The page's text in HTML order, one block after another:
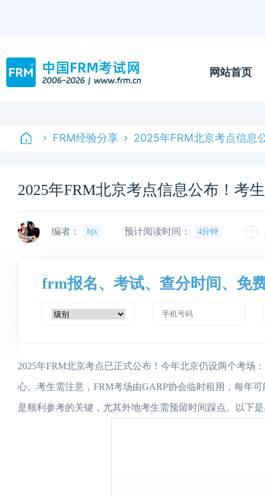
网站首页
FRM经验分享 2025年FRM北京考点信息
2025年FRM北京考点信息公布！考
编者： hjx 预计阅读时间： 4分钟
frm报名、考试、查分时间、免
2025年FRM北京考点已正式公布！今年北京仍设两个考场
心。考生需注意，FRM考场由GARP协会临时租用，每年
是顺利参考的关键，尤其外地考生需预留时间踩点。以下